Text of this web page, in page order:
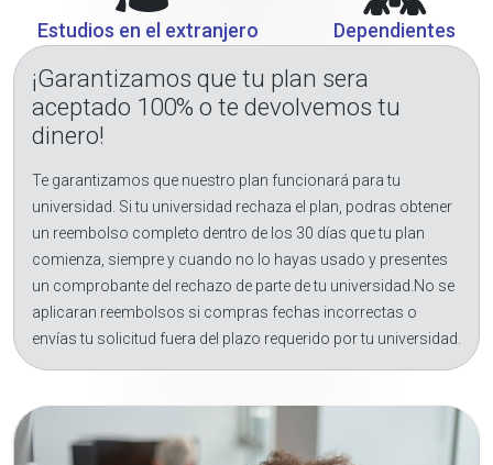
Estudios en el extranjero Dependientes
¡Garantizamos que tu plan sera
aceptado 100% o te devolvemos tu
dinero!
Te garantizamos que nuestro plan funcionará para tu
universidad. Si tu universidad rechaza el plan, podras obtener
un reembolso completo dentro de los 30 días que tu plan
comienza, siempre y cuando no lo hayas usado y presentes
un comprobante del rechazo de parte de tu universidad.No se
aplicaran reembolsos si compras fechas incorrectas o
envías tu solicitud fuera del plazo requerido por tu universidad.